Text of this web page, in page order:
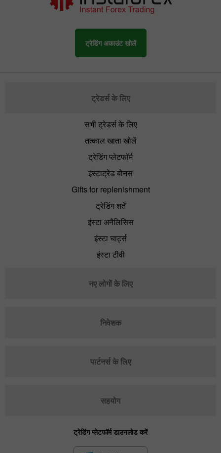
ट्रेडिंग अकाउंट खोलें
ट्रेडर्स के लिए
सभी ट्रेडर्स के लिए
तत्काल खाता खोलें
ट्रेडिंग प्लेटफॉर्म
इंस्टाट्रेड बोनस
Gifts for replenishment
ट्रेडिंग शर्तें
इंस्टा अनैलिसिस
इंस्टा चार्ट्स
इंस्टा टीवी
नए लोगों के लिए
निवेशक
पार्टनर्स के लिए
सहयोग
ट्रेडिंग प्लेटफॉर्म डाउनलोड करें